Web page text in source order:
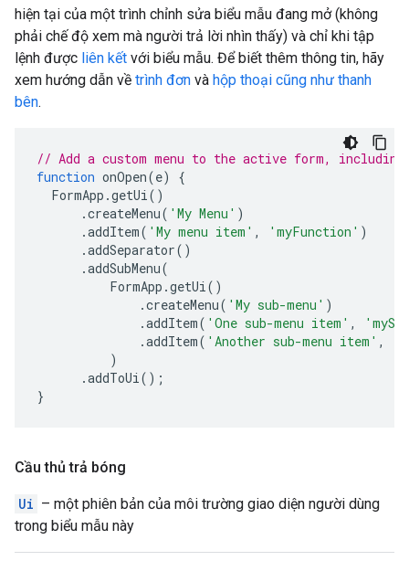
hiện tại của một trình chỉnh sửa biểu mẫu đang mở (không
phải chế độ xem mà người trả lời nhìn thấy) và chỉ khi tập
lệnh được liên kết với biểu mẫu. Để biết thêm thông tin, hãy
xem hướng dẫn về trình đơn và hộp thoại cũng như thanh
bên.
// Add a custom menu to the active form, including
function onOpen(e)
{
FormApp .getUi()
.createMenu( 'My Menu' )
.addItem( 'My menu item' , 'myFunction' )
.addSeparator()
.addSubMenu(
FormApp .getUi()
.createMenu( 'My sub-menu' )
.addItem( 'One sub-menu item' ,
.addItem( 'Another sub-menu item' ,
)
.addToUi();
}
Cầu thủ trả bóng
Ui – một phiên bản của môi trường giao diện người dùng
trong biểu mẫu này